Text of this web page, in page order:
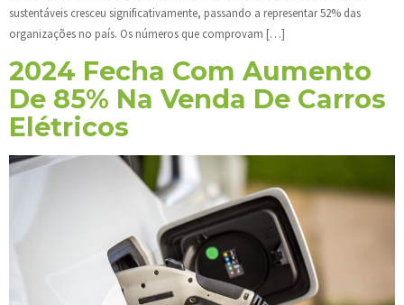
sustentáveis cresceu significativamente, passando a representar 52% das
organizações no país. Os números que comprovam […]
2024 Fecha Com Aumento
De 85% Na Venda De Carros
Elétricos